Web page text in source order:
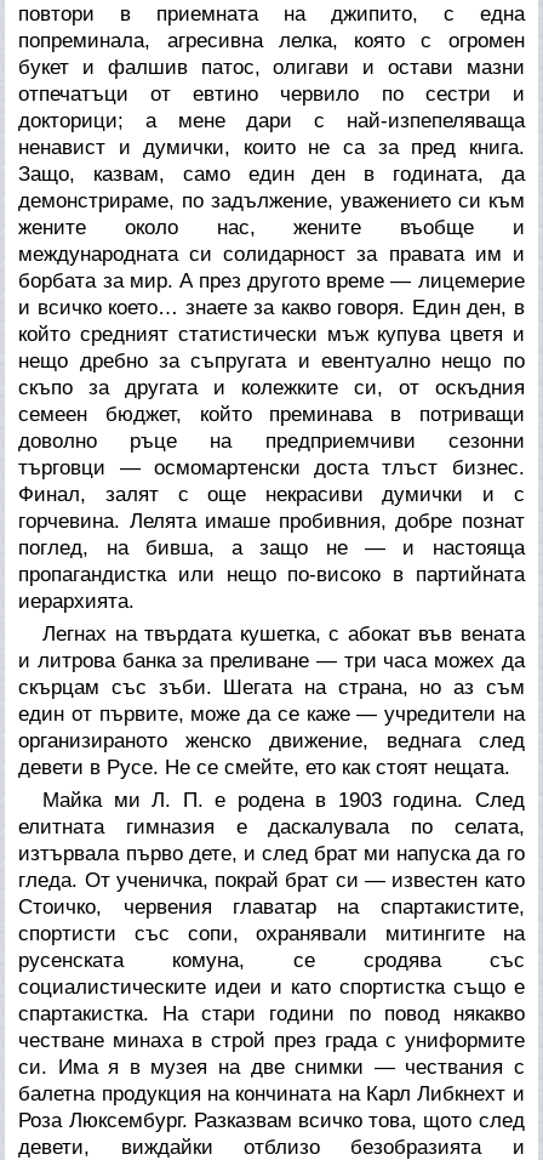
повтори в приемната на джипито, с една
попреминала, агресивна лелка, която с огромен
букет и фалшив патос, олигави и остави мазни
отпечатъци от евтино червило по сестри и
докторици; а мене дари с най-изпепеляваща
ненавист и думички, които не са за пред книга.
Защо, казвам, само един ден в годината, да
демонстрираме, по задължение, уважението си към
жените около нас, жените въобще и
международната си солидарност за правата им и
борбата за мир. А през другото време — лицемерие
и всичко което… знаете за какво говоря. Един ден, в
койтосредният статистически мъжкупува цветя и
нещо дребно засъпругатаи евентуално нещо по
скъпо задругатаи колежките си, от оскъдния
семеен бюджет, който преминава в потриващи
доволно ръце на предприемчиви сезонни
търговци — осмомартенски доста тлъст бизнес.
Финал, залят с още некрасиви думички и с
горчевина. Лелята имаше пробивния, добре познат
поглед, на бивша, а защо не — и настояща
пропагандистка или нещо по-високо в партийната
иерархията.
Легнах на твърдата кушетка, с абокат във вената
и литрова банка за преливане — три часа можех да
скърцам със зъби. Шегата на страна, но аз съм
един от първите, може да се каже — учредители на
организираното женско движение, веднага след
девети в Русе. Не се смейте, ето как стоят нещата.
Майка ми Л. П. е родена в 1903 година. След
елитната гимназия е даскалувала по селата,
изтървала първо дете, и след брат ми напуска да го
гледа. От ученичка, покрай брат си — известен като
Стоичко, червения главатар на спартакистите,
спортисти със сопи, охранявали митингите на
русенската комуна, се сродява със
социалистическите идеи и като спортистка също е
спартакистка. На стари години по повод някакво
честване минаха в строй през града с униформите
си. Има я в музея на две снимки — чествания с
балетна продукция на кончината на Карл Либкнехт и
Роза Люксембург. Разказвам всичко това, щото след
девети, виждайки отблизо безобразията и